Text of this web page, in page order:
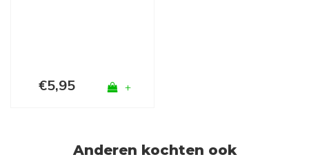
€5,95 +
Anderen kochten ook